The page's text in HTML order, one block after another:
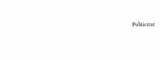
Publicitat